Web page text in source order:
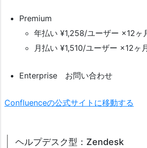
Premium
年払い ¥1,258/ユーザー ×12ヶ
月払い ¥1,510/ユーザー ×12ヶ
Enterprise お問い合わせ
Confluenceの公式サイトに移動する
ヘルプデスク型：Zendesk